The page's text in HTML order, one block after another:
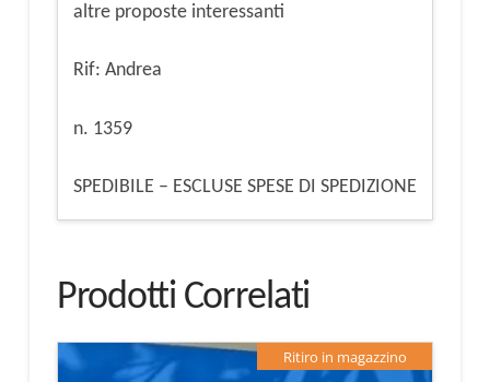
altre proposte interessanti
Rif: Andrea
n. 1359
SPEDIBILE – ESCLUSE SPESE DI SPEDIZIONE
Prodotti Correlati
Ritiro in magazzino